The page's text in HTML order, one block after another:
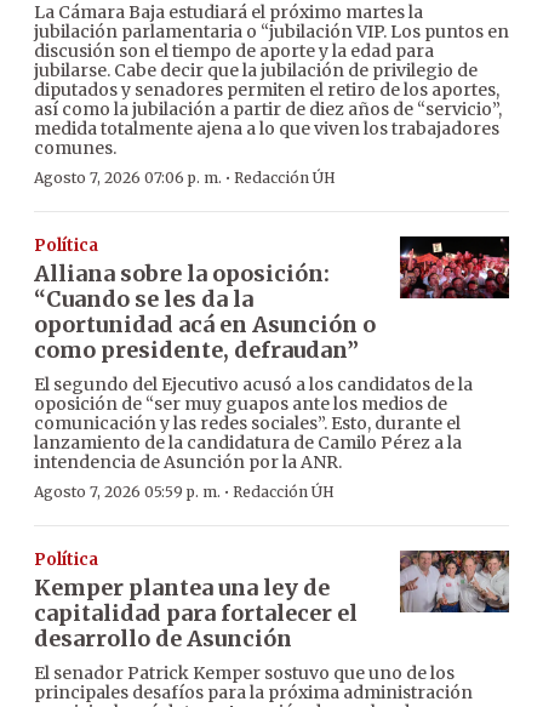
La Cámara Baja estudiará el próximo martes la
jubilación parlamentaria o “jubilación VIP. Los puntos en
discusión son el tiempo de aporte y la edad para
jubilarse. Cabe decir que la jubilación de privilegio de
diputados y senadores permiten el retiro de los aportes,
así como la jubilación a partir de diez años de “servicio”,
medida totalmente ajena a lo que viven los trabajadores
comunes.
Agosto 7, 2026 07:06 p. m. · Redacción ÚH
Política
Alliana sobre la oposición:
“Cuando se les da la
oportunidad acá en Asunción o
como presidente, defraudan”
El segundo del Ejecutivo acusó a los candidatos de la
oposición de “ser muy guapos ante los medios de
comunicación y las redes sociales”. Esto, durante el
lanzamiento de la candidatura de Camilo Pérez a la
intendencia de Asunción por la ANR.
Agosto 7, 2026 05:59 p. m. · Redacción ÚH
Política
Kemper plantea una ley de
capitalidad para fortalecer el
desarrollo de Asunción
El senador Patrick Kemper sostuvo que uno de los
principales desafíos para la próxima administración